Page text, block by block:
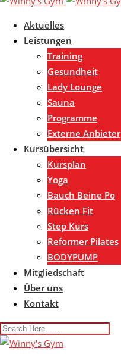
Aktuelles
Leistungen
Training
Gesundheit
Lady Lounge
Sauna
Programme
Externe Anbieter
Kursübersicht
Kursplan
Yoga
Bauch Beine Po
Rücken Fit
Step Kurs
Reformer Pilates
BODYPUMP
Mitgliedschaft
Über uns
Kontakt